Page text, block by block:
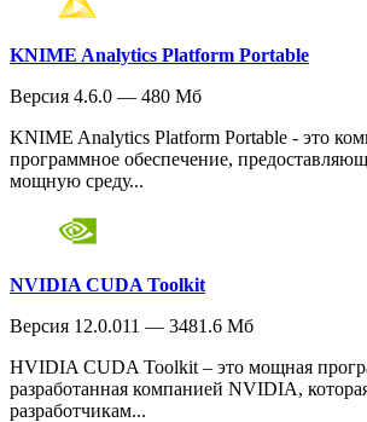
KNIME Analytics Platform Portable
Версия 4.6.0 — 480 Мб
KNIME Analytics Platform Portable - это
программное обеспечение,
мощную среду...
NVIDIA CUDA Toolkit
Версия 12.0.011 — 3481.6 Мб
НVIDIA CUDA Toolkit – это мощная
разработанная компанией NVIDIA,
разработчикам...